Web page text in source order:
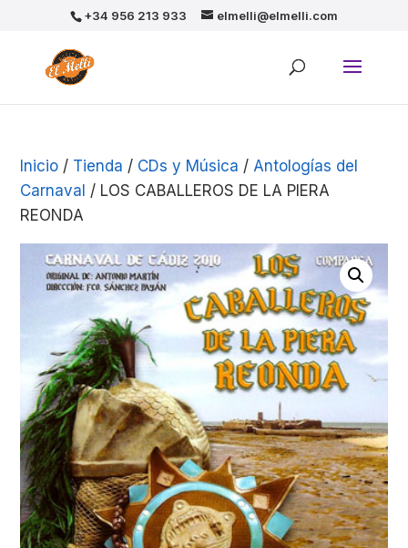
+34 956 213 933 elmelli@elmelli.com
Inicio / Tienda / CDs y Música / Antologías del
Carnaval / LOS CABALLEROS DE LA PIERA
REONDA